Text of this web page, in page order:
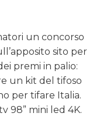
un concorso
sito per
premi in palio:
un kit del tifoso
per tifare Italia.
98” mini led 4K.